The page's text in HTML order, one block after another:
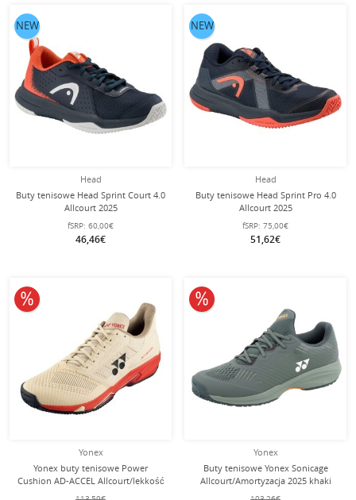
Head
Buty tenisowe Head Sprint Court 4.0
Allcourt 2025
ciemnoniebieskie/czerwone
dziecięce
fSRP: 60,00€
46,46€
NEW
Head
Buty tenisowe Head Sprint Pro 4.0
Allcourt 2025
ciemnoniebieskie/czerwone
dziecięce
fSRP: 75,00€
51,62€
NEW
Yonex
Yonex buty tenisowe Power
Cushion AD-ACCEL Allcourt/lekkość
2025 beż mężczyźni
10% obniżone
Yonex
Buty tenisowe Yonex Sonicage
Allcourt/Amortyzacja 2025 khaki
zielone męskie
10% obniżone